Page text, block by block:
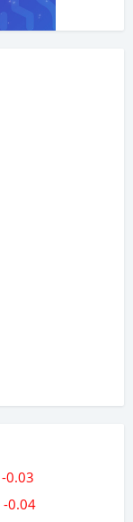
-0.03
-0.04